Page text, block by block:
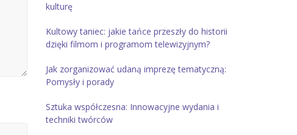
kulturę
Kultowy taniec: jakie tańce przeszły do historii
dzięki filmom i programom telewizyjnym?
Jak zorganizować udaną imprezę tematyczną:
Pomysły i porady
Sztuka współczesna: Innowacyjne wydania i
techniki twórców